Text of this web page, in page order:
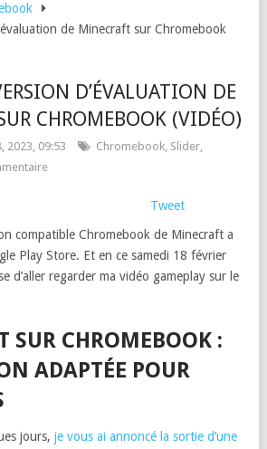
de Minecraft sur Chromebook
D’ÉVALUATION DE
CHROMEBOOK (VIDÉO)
2023, 09:53 Chromebook, Slider,
Tweet
compatible Chromebook de Minecraft a
Play Store. Et en ce samedi 18 février
d’aller regarder ma vidéo gameplay sur le
SUR CHROMEBOOK :
ADAPTÉE POUR
jours, je vous ai annoncé la sortie d’une